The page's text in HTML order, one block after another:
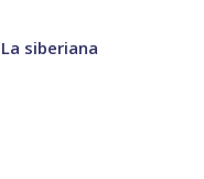
siberiana